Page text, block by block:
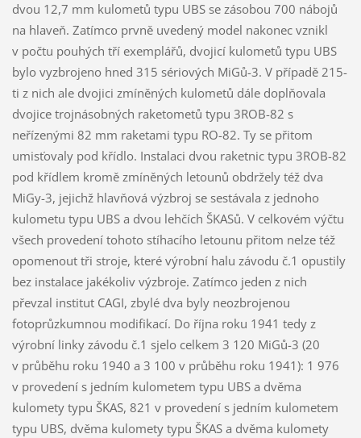
dvou 12,7 mm kulometů typu UBS se zásobou 700 nábojů
na hlaveň. Zatímco prvně uvedený model nakonec vznikl
v počtu pouhých tří exemplářů, dvojicí kulometů typu UBS
bylo vyzbrojeno hned 315 sériových MiGů-3. V případě 215-
ti z nich ale dvojici zmíněných kulometů dále doplňovala
dvojice trojnásobných raketometů typu 3ROB-82 s
neřízenými 82 mm raketami typu RO-82. Ty se přitom
umisťovaly pod křídlo. Instalaci dvou raketnic typu 3ROB-82
pod křídlem kromě zmíněných letounů obdržely též dva
MiGy-3, jejichž hlavňová výzbroj se sestávala z jednoho
kulometu typu UBS a dvou lehčích ŠKASů. V celkovém výčtu
všech provedení tohoto stíhacího letounu přitom nelze též
opomenout tři stroje, které výrobní halu závodu č.1 opustily
bez instalace jakékoliv výzbroje. Zatímco jeden z nich
převzal institut CAGI, zbylé dva byly neozbrojenou
fotoprůzkumnou modifikací. Do října roku 1941 tedy z
výrobní linky závodu č.1 sjelo celkem 3 120 MiGů-3 (20
v průběhu roku 1940 a 3 100 v průběhu roku 1941): 1 976
v provedení s jedním kulometem typu UBS a dvěma
kulomety typu ŠKAS, 821 v provedení s jedním kulometem
typu UBS, dvěma kulomety typu ŠKAS a dvěma kulomety